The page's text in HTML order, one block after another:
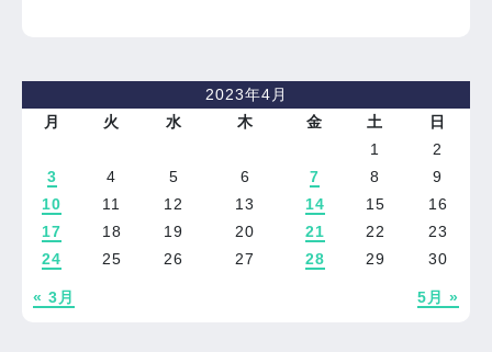
2023年4月
月
火 水 木 金 土 日
« 3月 5月 »
1
2
3
4 5 6 7 8
9
10
11 12 13 14 15
16
17
18 19 20 21 22
23
24
25 26 27 28 29 30